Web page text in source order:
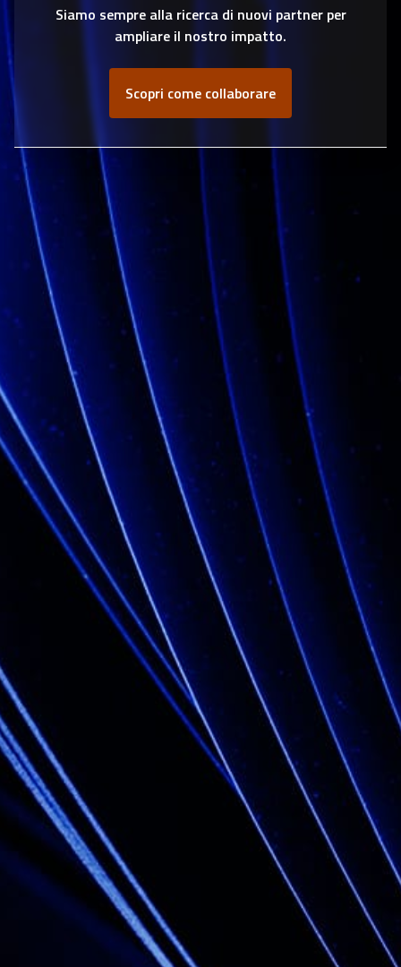
Siamo sempre alla ricerca di nuovi partner per
ampliare il nostro impatto.
Scopri come collaborare